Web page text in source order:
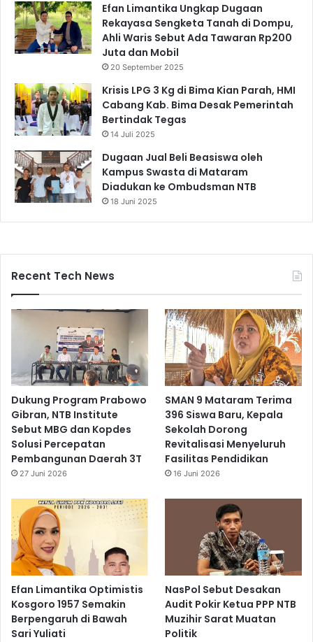
Efan Limantika Ungkap Dugaan
Rekayasa Sengketa Tanah di Dompu,
Ahli Waris Sebut Ada Tawaran Rp200
Juta dan Mobil
20 September 2025
Krisis LPG 3 Kg di Bima Kian Parah, HMI
Cabang Kab. Bima Desak Pemerintah
Bertindak Tegas
14 Juli 2025
Dugaan Jual Beli Beasiswa oleh
Kampus Swasta di Mataram
Diadukan ke Ombudsman NTB
18 Juni 2025
Recent Tech News
Dukung Program Prabowo
Gibran, NTB Institute
Sebut MBG dan Kopdes
Solusi Percepatan
Pembangunan Daerah 3T
27 Juni 2026
SMAN 9 Mataram Terima
396 Siswa Baru, Kepala
Sekolah Dorong
Revitalisasi Menyeluruh
Fasilitas Pendidikan
16 Juni 2026
Efan Limantika Optimistis
Kosgoro 1957 Semakin
Berpengaruh di Bawah
Sari Yuliati
NasPol Sebut Desakan
Audit Pokir Ketua PPP NTB
Muzihir Sarat Muatan
Politik